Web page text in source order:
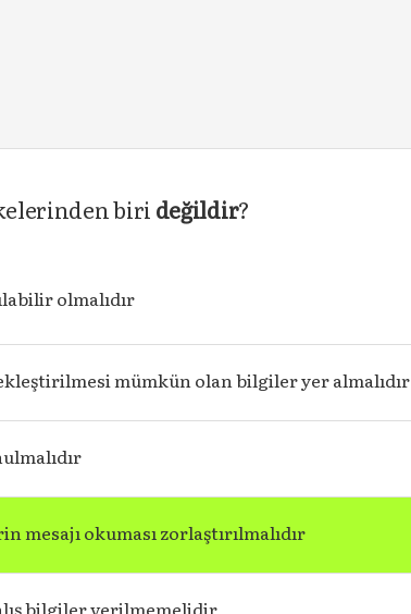
biri değildir?
olmalıdır
mümkün olan bilgiler yer almalıdır
okuması zorlaştırılmalıdır
bilgiler verilmemelidir